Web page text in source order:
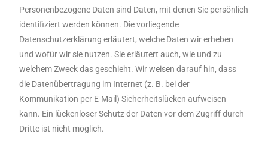
Personenbezogene Daten sind Daten, mit denen Sie persönlich
identifiziert werden können. Die vorliegende
Datenschutzerklärung erläutert, welche Daten wir erheben
und wofür wir sie nutzen. Sie erläutert auch, wie und zu
welchem Zweck das geschieht. Wir weisen darauf hin, dass
die Datenübertragung im Internet (z. B. bei der
Kommunikation per E-Mail) Sicherheitslücken aufweisen
kann. Ein lückenloser Schutz der Daten vor dem Zugriff durch
Dritte ist nicht möglich.